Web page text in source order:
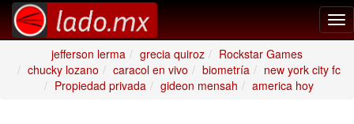
jefferson lerma
grecia quiroz
Rockstar Games
chucky lozano
caracol en vivo biometría
new york city fc
Propiedad privada
gideon mensah america hoy